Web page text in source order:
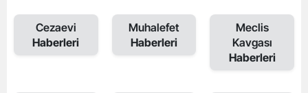
Cezaevi
Haberleri
Muhalefet
Haberleri
Meclis
Kavgası
Haberleri